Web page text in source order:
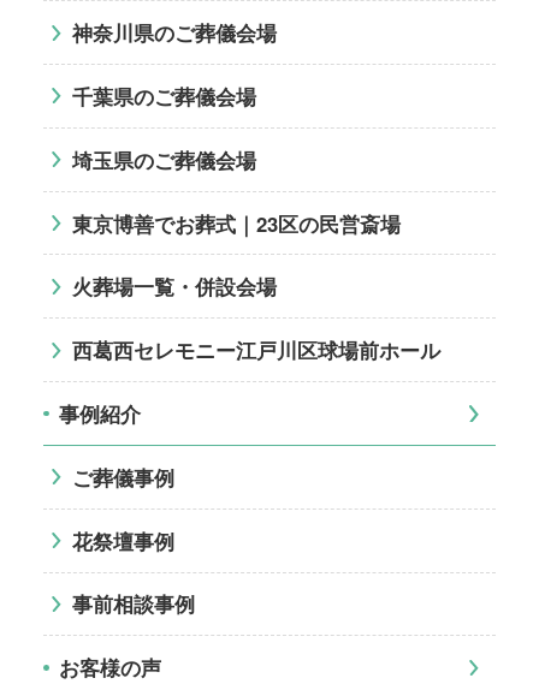
神奈川県のご葬儀会場
千葉県のご葬儀会場
埼玉県のご葬儀会場
東京博善でお葬式｜23区の民営斎場
火葬場一覧・併設会場
西葛西セレモニー江戸川区球場前ホール
事例紹介
ご葬儀事例
花祭壇事例
事前相談事例
お客様の声